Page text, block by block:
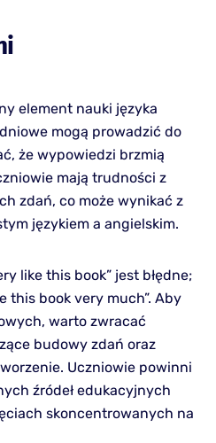
element nauki języka
mogą prowadzić do
że wypowiedzi brzmią
mają trudności z
zdań, co może wynikać z
językiem a angielskim.
like this book” jest błędne;
this book very much”. Aby
warto zwracać
budowy zdań oraz
Uczniowie powinni
źródeł edukacyjnych
skoncentrowanych na